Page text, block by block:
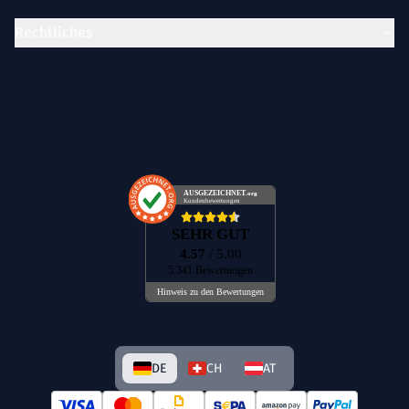
AUSGEZEICHNET.org
Kundenbewertungen
SEHR GUT
4.57 / 5.00
5.341 Bewertungen
Hinweis zu den Bewertungen
DE CH AT